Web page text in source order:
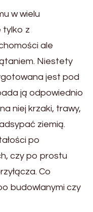
w wielu
tylko z
ale
Niestety
jest pod
ją odpowiednio
niej krzaki, trawy,
ziemią.
po
czy po prostu
Co
budowlanymi czy